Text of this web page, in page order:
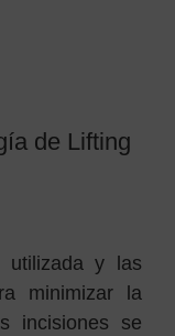
de Lifting
utilizada y las
minimizar la
incisiones se